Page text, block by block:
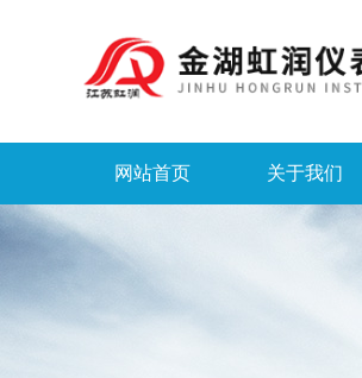
网站首页 关于我们